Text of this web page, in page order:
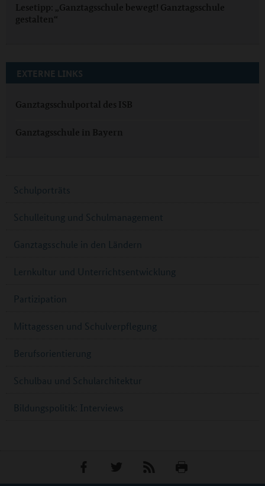
Lesetipp: „Ganztagsschule bewegt! Ganztagsschule
gestalten“
EXTERNE LINKS
Ganztagsschulportal des ISB
Ganztagsschule in Bayern
Schulporträts
Schulleitung und Schulmanagement
Ganztagsschule in den Ländern
Lernkultur und Unterrichtsentwicklung
Partizipation
Mittagessen und Schulverpflegung
Berufsorientierung
Schulbau und Schularchitektur
Bildungspolitik: Interviews